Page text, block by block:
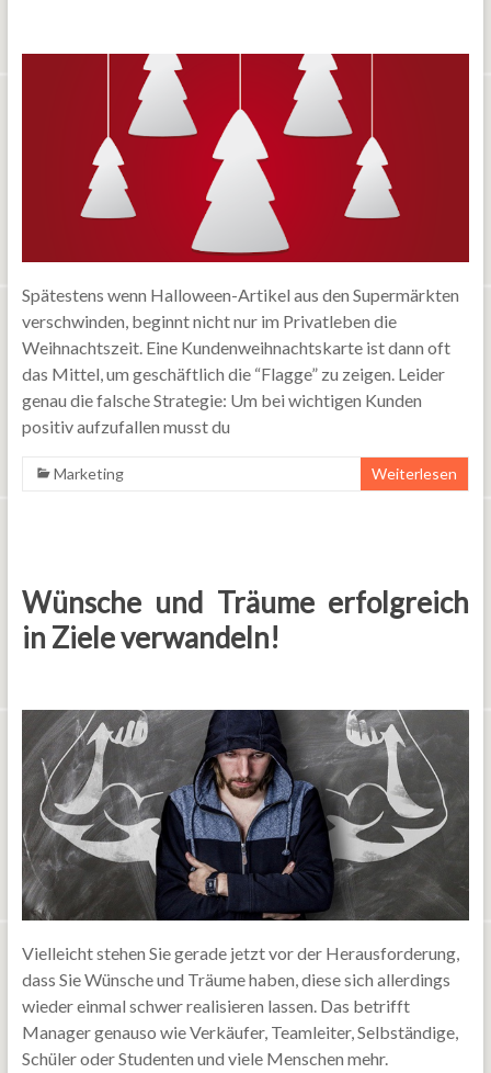
Spätestens wenn Halloween-Artikel aus den Supermärkten
verschwinden, beginnt nicht nur im Privatleben die
Weihnachtszeit. Eine Kundenweihnachtskarte ist dann oft
das Mittel, um geschäftlich die “Flagge” zu zeigen. Leider
genau die falsche Strategie: Um bei wichtigen Kunden
positiv aufzufallen musst du
Marketing Weiterlesen
Wünsche und Träume erfolgreich
in Ziele verwandeln!
Vielleicht stehen Sie gerade jetzt vor der Herausforderung,
dass Sie Wünsche und Träume haben, diese sich allerdings
wieder einmal schwer realisieren lassen. Das betrifft
Manager genauso wie Verkäufer, Teamleiter, Selbständige,
Schüler oder Studenten und viele Menschen mehr.